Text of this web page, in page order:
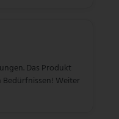
Das Produkt
Weiter